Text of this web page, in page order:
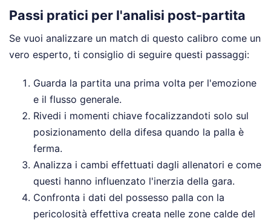
Passi pratici per l'analisi post-partita
Se vuoi analizzare un match di questo calibro come un
vero esperto, ti consiglio di seguire questi passaggi:
Guarda la partita una prima volta per l'emozione
e il flusso generale.
Rivedi i momenti chiave focalizzandoti solo sul
posizionamento della difesa quando la palla è
ferma.
Analizza i cambi effettuati dagli allenatori e come
questi hanno influenzato l'inerzia della gara.
Confronta i dati del possesso palla con la
pericolosità effettiva creata nelle zone calde del